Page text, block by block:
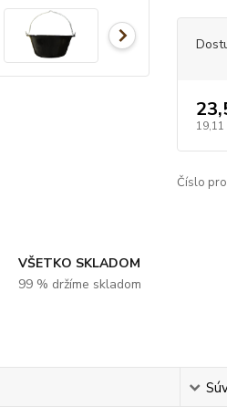
19,11
Číslo
VŠETKO SKLADOM
99 % držíme skladom